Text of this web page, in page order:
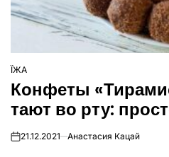
ОПУБЛІКУВАТИ
У
ЇЖА
Конфеты
тают во рту:
on21.12.2021 Анастасия Кацай